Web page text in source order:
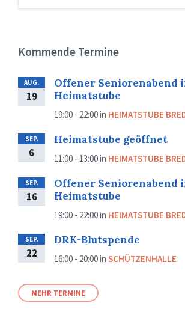
Kommende Termine
AUG.
19
Offener Seniorenabend
Heimatstube
19:00 - 22:00in HEIMATSTUBE
SEP.
6
Heimatstube geöffnet
11:00 - 13:00in HEIMATSTUBE
SEP.
16
Offener Seniorenabend
Heimatstube
19:00 - 22:00in HEIMATSTUBE
SEP.
22
DRK-Blutspende
16:00 - 20:00in SCHÜTZENHALLE
MEHR TERMINE